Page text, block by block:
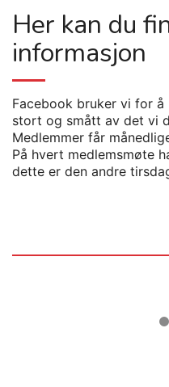
Her kan du
informasjon
Facebook bruker vi for
stort og smått av det vi
Medlemmer får
På hvert medlemsmøte
dette er den andre